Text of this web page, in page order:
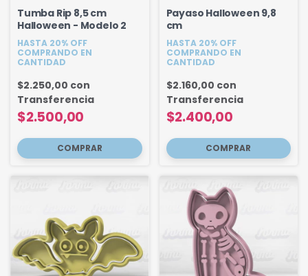
Tumba Rip 8,5 cm
Halloween - Modelo 2
HASTA 20% OFF
COMPRANDO EN
CANTIDAD
$2.500,00
$2.250,00 con
Transferencia
Payaso Halloween 9,8
cm
HASTA 20% OFF
COMPRANDO EN
CANTIDAD
$2.400,00
$2.160,00 con
Transferencia